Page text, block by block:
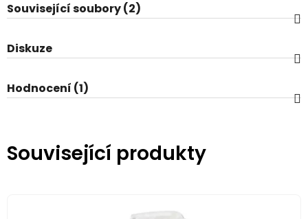
Související soubory (2)
Diskuze
Hodnocení (1)
Související produkty